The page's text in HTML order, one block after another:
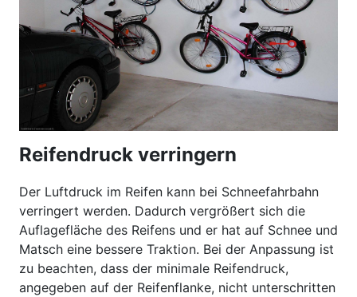
Reifendruck verringern
Der Luftdruck im Reifen kann bei Schneefahrbahn
verringert werden. Dadurch vergrößert sich die
Auflagefläche des Reifens und er hat auf Schnee und
Matsch eine bessere Traktion. Bei der Anpassung ist
zu beachten, dass der minimale Reifendruck,
angegeben auf der Reifenflanke, nicht unterschritten